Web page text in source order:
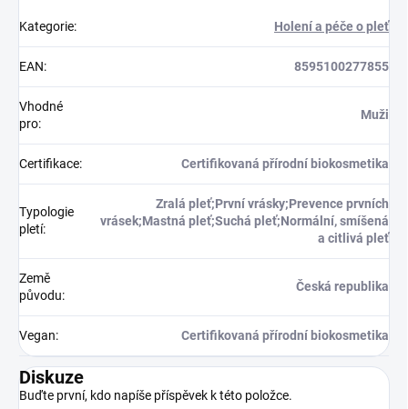
Kategorie: Holení a péče o pleť
EAN: 8595100277855
Vhodné
pro:
Muži
Certifikace: Certifikovaná přírodní biokosmetika
Typologie
pletí:
Zralá pleť;První vrásky;Prevence prvních
vrásek;Mastná pleť;Suchá pleť;Normální, smíšená
a citlivá pleť
Země
původu:
Česká republika
Vegan: Certifikovaná přírodní biokosmetika
Diskuze
Buďte první, kdo napíše příspěvek k této položce.